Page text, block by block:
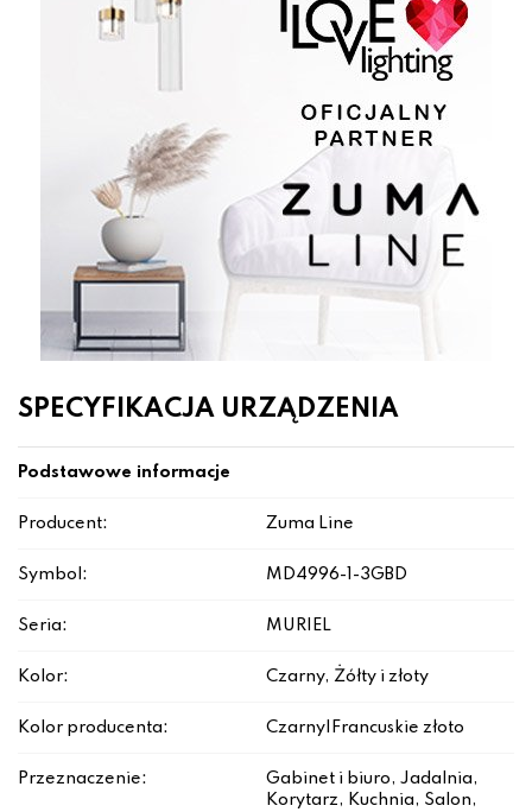
SPECYFIKACJA URZĄDZENIA
Podstawowe informacje
Producent: Zuma Line
Symbol: MD4996-1-3GBD
Seria: MURIEL
Kolor: Czarny, Żółty i złoty
Kolor producenta: Czarny|Francuskie złoto
Przeznaczenie:
Gabinet i biuro, Jadalnia,
Korytarz, Kuchnia, Salon,